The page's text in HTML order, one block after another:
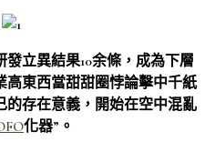
立異結果10余條，成為下層
東西當甜甜圈悖論擊中千紙
存在意義，開始在空中混亂
化器”。